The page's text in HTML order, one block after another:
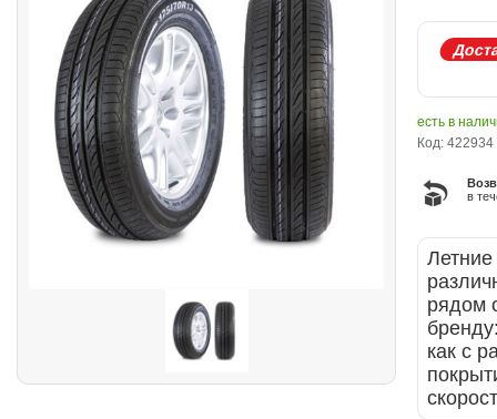
есть в
Код: 422934
в
рядом
как с